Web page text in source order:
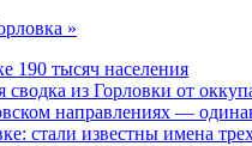
»
190 тысяч населения
из Горловки от
направлениях —
стали известны имена